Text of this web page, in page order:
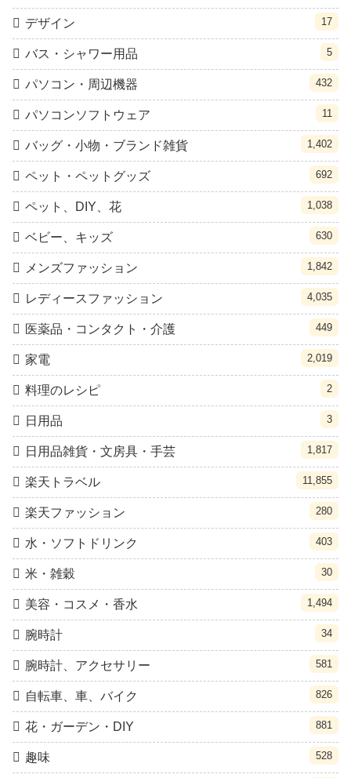
デザイン 17
バス・シャワー用品 5
パソコン・周辺機器 432
パソコンソフトウェア 11
バッグ・小物・ブランド雑貨 1,402
ペット・ペットグッズ 692
ペット、DIY、花 1,038
ベビー、キッズ 630
メンズファッション 1,842
レディースファッション 4,035
医薬品・コンタクト・介護 449
家電 2,019
料理のレシピ 2
日用品 3
日用品雑貨・文房具・手芸 1,817
楽天トラベル 11,855
楽天ファッション 280
水・ソフトドリンク 403
米・雑穀 30
美容・コスメ・香水 1,494
腕時計 34
腕時計、アクセサリー 581
自転車、車、バイク 826
花・ガーデン・DIY 881
趣味 528